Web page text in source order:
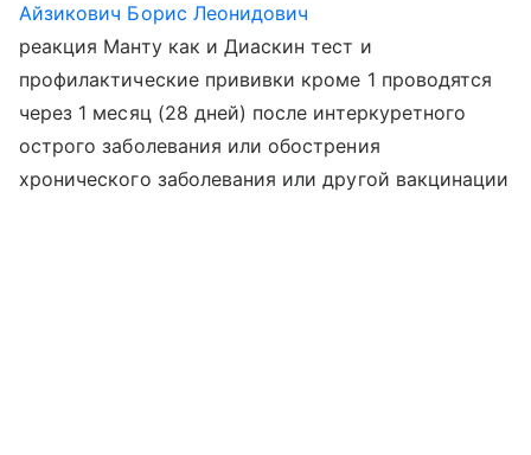
Айзикович Борис Леонидович
реакция Манту как и Диаскин тест и
профилактические прививки кроме 1 проводятся
через 1 месяц (28 дней) после интеркуретного
острого заболевания или обострения
хронического заболевания или другой вакцинации